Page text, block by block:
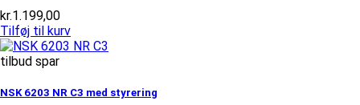
kr.1.199,00
Tilføj til kurv
tilbud spar
NSK 6203 NR C3 med styrering